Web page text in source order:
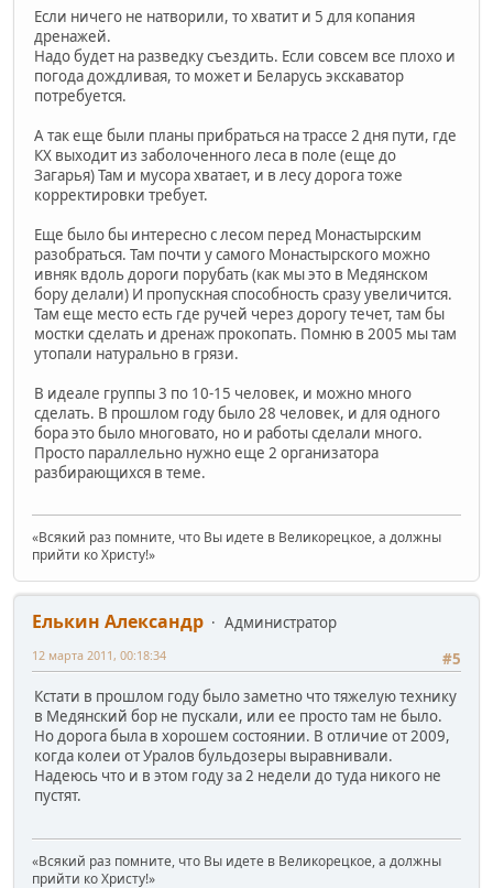
Если ничего не натворили, то хватит и 5 для копания
дренажей.
Надо будет на разведку съездить. Если совсем все плохо и
погода дождливая, то может и Беларусь экскаватор
потребуется.
А так еще были планы прибраться на трассе 2 дня пути, где
КХ выходит из заболоченного леса в поле (еще до
Загарья) Там и мусора хватает, и в лесу дорога тоже
корректировки требует.
Еще было бы интересно с лесом перед Монастырским
разобраться. Там почти у самого Монастырского можно
ивняк вдоль дороги порубать (как мы это в Медянском
бору делали) И пропускная способность сразу увеличится.
Там еще место есть где ручей через дорогу течет, там бы
мостки сделать и дренаж прокопать. Помню в 2005 мы там
утопали натурально в грязи.
В идеале группы 3 по 10-15 человек, и можно много
сделать. В прошлом году было 28 человек, и для одного
бора это было многовато, но и работы сделали много.
Просто параллельно нужно еще 2 организатора
разбирающихся в теме.
«Всякий раз помните, что Вы идете в Великорецкое, а должны
прийти ко Христу!»
Елькин Александр
Администратор
#5
12 марта 2011, 00:18:34
Кстати в прошлом году было заметно что тяжелую технику
в Медянский бор не пускали, или ее просто там не было.
Но дорога была в хорошем состоянии. В отличие от 2009,
когда колеи от Уралов бульдозеры выравнивали.
Надеюсь что и в этом году за 2 недели до туда никого не
пустят.
«Всякий раз помните, что Вы идете в Великорецкое, а должны
прийти ко Христу!»